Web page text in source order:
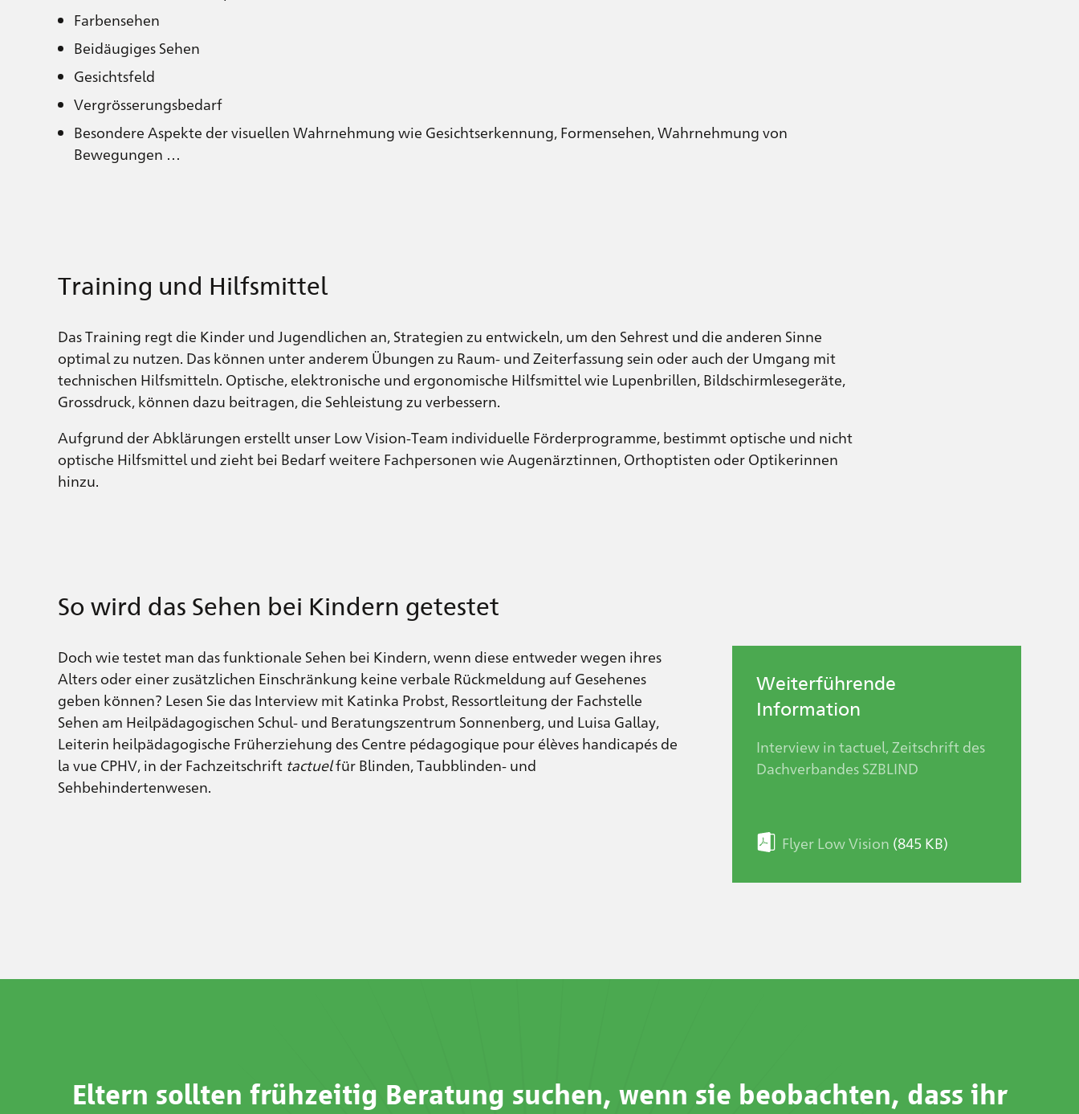
Farbensehen
Beidäugiges Sehen
Gesichtsfeld
Vergrösserungsbedarf
Besondere Aspekte der visuellen Wahrnehmung wie Gesichtserkennung, Formensehen, Wahrnehmung von
Bewegungen …
Training und Hilfsmittel
Das Training regt die Kinder und Jugendlichen an, Strategien zu entwickeln, um den Sehrest und die anderen Sinne
optimal zu nutzen. Das können unter anderem Übungen zu Raum- und Zeiterfassung sein oder auch der Umgang mit
technischen Hilfsmitteln. Optische, elektronische und ergonomische Hilfsmittel wie Lupenbrillen, Bildschirmlesegeräte,
Grossdruck, können dazu beitragen, die Sehleistung zu verbessern.
Aufgrund der Abklärungen erstellt unser Low Vision-Team individuelle Förderprogramme, bestimmt optische und nicht
optische Hilfsmittel und zieht bei Bedarf weitere Fachpersonen wie Augenärztinnen, Orthoptisten oder Optikerinnen
hinzu.
So wird das Sehen bei Kindern getestet
Doch wie testet man das funktionale Sehen bei Kindern, wenn diese entweder wegen ihres
Alters oder einer zusätzlichen Einschränkung keine verbale Rückmeldung auf Gesehenes
geben können? Lesen Sie das Interview mit Katinka Probst, Ressortleitung der Fachstelle
Sehen am Heilpädagogischen Schul- und Beratungszentrum Sonnenberg, und Luisa Gallay,
Leiterin heilpädagogische Früherziehung des Centre pédagogique pour élèves handicapés de
la vue CPHV, in der Fachzeitschrift tactuelfür Blinden, Taubblinden- und
Sehbehindertenwesen.
Weiterführende
Information
Interview in tactuel, Zeitschrift des
Dachverbandes SZBLIND
Flyer Low Vision (845 KB)
Eltern sollten frühzeitig Beratung suchen, wenn sie beobachten, dass ihr